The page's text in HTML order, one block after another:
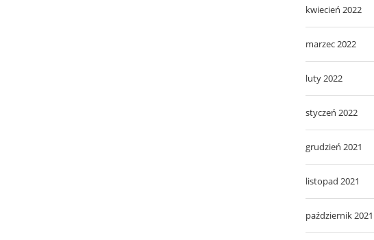
kwiecień 2022
marzec 2022
luty 2022
styczeń 2022
grudzień 2021
listopad 2021
październik 2021